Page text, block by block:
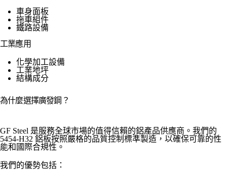
車身面板
拖車組件
鐵路設備
工業應用
化學加工設備
工業地坪
結構成分
為什麼選擇廣發鋼？
GF Steel 是服務全球市場的值得信賴的鋁產品供應商。我們的
5454-H32 鋁板按照嚴格的品質控制標準製造，以確保可靠的性
能和國際合規性。
我們的優勢包括：